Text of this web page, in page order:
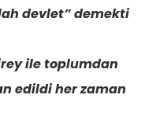
devlet” demekti
ile toplumdan
edildi her zaman